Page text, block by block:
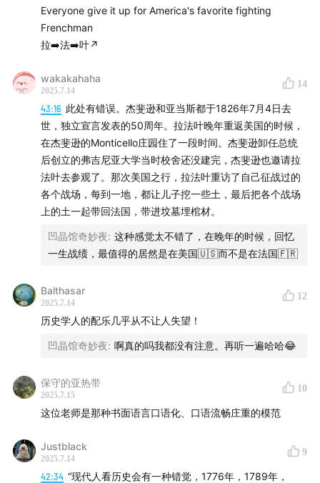
名字命名，以纪念这位横跨美法革命的传奇人物。
18世纪末的大西洋两岸，革命浪潮席卷北美与法兰西，拉
19岁的他变卖家产奔赴北美战场，与华盛顿结下如父如子
的情谊，助推美国独立；归国后投身法国大革命，参与起
草《人权宣言》，却因战神广场惨案从“革命宠儿”沦为争
议焦点，在荣光与撕裂中挣扎。
他为何冒险赴美参战？与华盛顿的情谊藏着怎样的羁绊？
从起草《人权宣言》到战神广场事件，其立场转变背后有
何复杂考量？晚年重访美国，面对物是人非的故地与不完
美的现实，他又怀着怎样的心境？
为解开这些疑惑，本期历史学人邀请华南师范大学的黎英
亮，他将带我们走进拉法耶特的内心世界，解读他在历史
关键节点的选择与挣扎，探讨这位“两个世界的英雄”留给
后人的启示。
Everyone give it up for America's favorite fighting
Frenchman
拉➡️法➡️叶↗️
wakakahaha
2025.7.14
14
43:16 此处有错误。杰斐逊和亚当斯都于1826年7月4日去
世，独立宣言发表的50周年。拉法叶晚年重返美国的时候，
在杰斐逊的Monticello庄园住了一段时间。杰斐逊卸任总统
后创立的弗吉尼亚大学当时校舍还没建完，杰斐逊也邀请拉
法叶去参观了。那次美国之行，拉法叶重访了自己征战过的
各个战场，每到一地，都让儿子挖一些土，最后把各个战场
上的土一起带回法国，带进坟墓埋棺材。
凹晶馆奇妙夜: 这种感觉太不错了，在晚年的时候，回忆
一生战绩，最值得的居然是在美国🇺🇸而不是在法国🇫🇷
Balthasar
2025.7.14
12
历史学人的配乐几乎从不让人失望！
凹晶馆奇妙夜: 啊真的吗我都没有注意。再听一遍哈哈😂
保守的亚热带
2025.7.15
10
这位老师是那种书面语言口语化、口语流畅庄重的模范
Justblack
2025.7.14
9
42:34 “现代人看历史会有一种错觉，1776年，1789年，